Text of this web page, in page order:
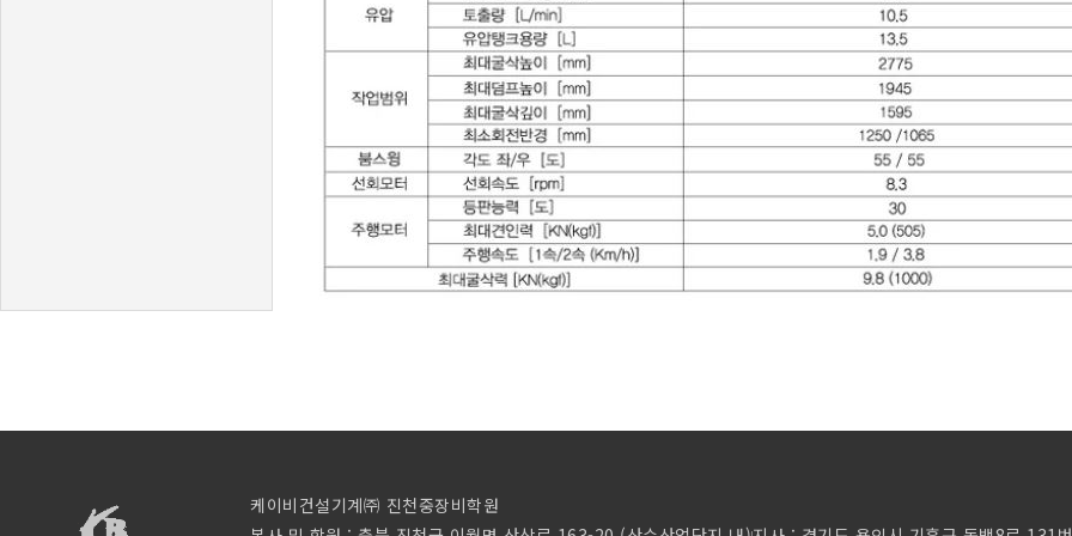
케이비건설기계㈜ 진천중장비학원